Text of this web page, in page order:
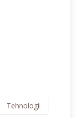
Tehnologii